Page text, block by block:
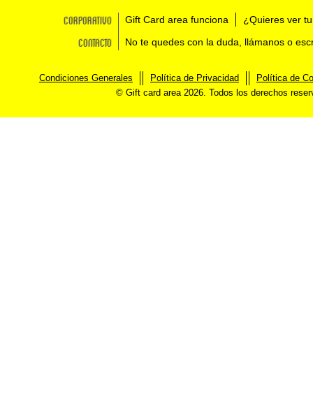
Corporativo Gift Card area funciona ¿Quieres ver
Contacto No te quedes con la duda, llámanos o
Condiciones Generales Política de Privacidad
Política de
© Gift card area 2026. Todos los derechos